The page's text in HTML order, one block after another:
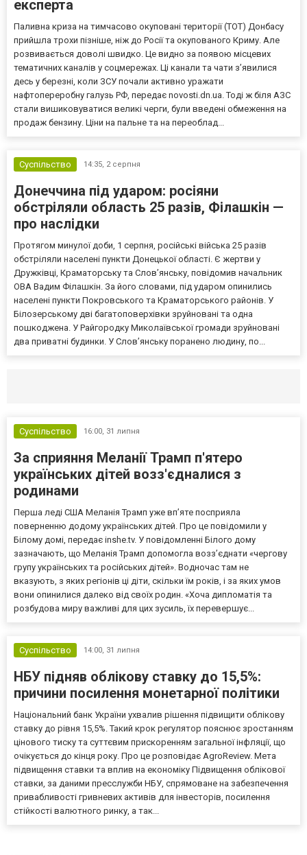
експерта
Паливна криза на тимчасово окуповані території (ТОТ) Донбасу
прийшла трохи пізніше, ніж до Росії та окупованого Криму. Але
розвивається доволі швидко. Це видно за появою місцевих
тематичних каналів у соцмережах. Ці канали та чати з’явилися
десь у березні, коли ЗСУ почали активно уражати
нафтопереробну галузь РФ, передає novosti.dn.ua. Тоді ж біля АЗС
стали вишиковуватися великі черги, були введені обмеження на
продаж бензину. Ціни на пальне та на переоблад...
Суспільство 14:35, 2 серпня
Донеччина під ударом: росіяни
обстріляли область 25 разів, Філашкін —
про наслідки
Протягом минулої доби, 1 серпня, російські війська 25 разів
обстріляли населені пункти Донецької області. Є жертви у
Дружківці, Краматорську та Слов’янську, повідомив начальник
ОВА Вадим Філашкін. За його словами, під ударом опинились
населені пункти Покровського та Краматорського районів. У
Білозерському дві багатоповерхівки зруйновані та одна
пошкоджена. У Райгородку Миколаївської громади зруйновані
два приватні будинки. У Слов’янську поранено людину, по...
Суспільство 16:00, 31 липня
За сприяння Меланії Трамп п'ятеро
українських дітей возз'єдналися з
родинами
Перша леді США Меланія Трамп уже впʼяте посприяла
поверненню додому українських дітей. Про це повідомили у
Білому домі, передає inshe.tv. У повідомленні Білого дому
зазначають, що Меланія Трамп допомогла возз’єднати «чергову
групу українських та російських дітей». Водночас там не
вказують, з яких регіонів ці діти, скільки їм років, і за яких умов
вони опинилися далеко від своїх родин. «Хоча дипломатія та
розбудова миру важливі для цих зусиль, їх перевершує...
Суспільство 14:00, 31 липня
НБУ підняв облікову ставку до 15,5%:
причини посилення монетарної політики
Національний банк України ухвалив рішення підвищити облікову
ставку до рівня 15,5%. Такий крок регулятор пояснює зростанням
цінового тиску та суттєвим прискоренням загальної інфляції, що
очікується до кінця року. Про це розповідає AgroReview. Мета
підвищення ставки та вплив на економіку Підвищення облікової
ставки, за даними пресслужби НБУ, спрямоване на забезпечення
привабливості гривневих активів для інвесторів, посилення
стійкості валютного ринку, а так...